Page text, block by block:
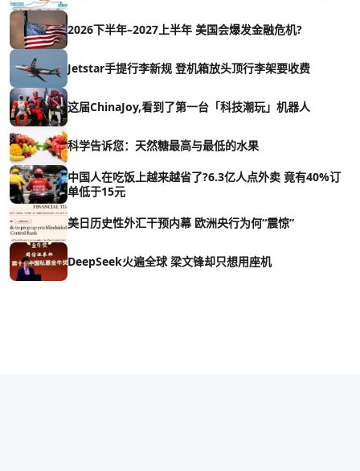
2026下半年–2027上半年 美国会爆发金融危机?
Jetstar手提行李新规 登机箱放头顶行李架要收费
这届ChinaJoy,看到了第一台「科技潮玩」机器人
科学告诉您：天然糖最高与最低的水果
中国人在吃饭上越来越省了?6.3亿人点外卖 竟有40%订
单低于15元
美日历史性外汇干预内幕 欧洲央行为何“震惊”
DeepSeek火遍全球 梁文锋却只想用座机